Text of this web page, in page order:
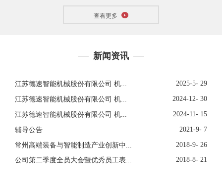
查看更多
新闻资讯
江苏德速智能机械股份有限公司 机... 2025-5- 29
江苏德速智能机械股份有限公司 机... 2024-12- 30
江苏德速智能机械股份有限公司 机... 2024-11- 15
辅导公告 2021-9- 7
常州高端装备与智能制造产业创新中... 2018-9- 26
公司第二季度全员大会暨优秀员工表... 2018-8- 21